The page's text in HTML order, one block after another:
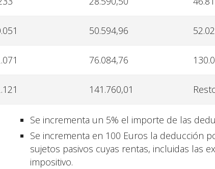
50.594,96
76.084,76
141.760,01
Se incrementa un 5% el importe de las
Se incrementa en 100 Euros la deducción
sujetos pasivos cuyas rentas, incluidas las
impositivo.